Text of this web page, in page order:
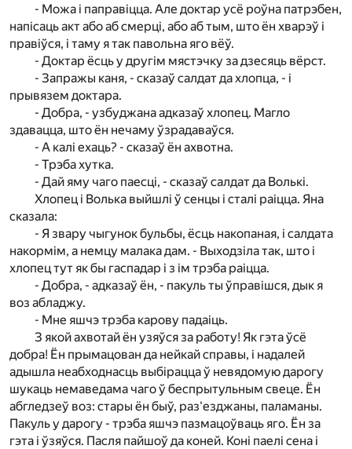
- Можа і паправіцца. Але доктар усё роўна патрэбен,
напісаць акт або аб смерці, або аб тым, што ён хварэў і
правіўся, і таму я так павольна яго вёў.
- Доктар ёсць у другім мястэчку за дзесяць вёрст.
- Запражы каня, - сказаў салдат да хлопца, - і
прывязем доктара.
- Добра, - узбуджана адказаў хлопец. Магло
здавацца, што ён нечаму ўзрадаваўся.
- А калі ехаць? - сказаў ён ахвотна.
- Трэба хутка.
- Дай яму чаго паесці, - сказаў салдат да Волькі.
Хлопец і Волька выйшлі ў сенцы і сталі раіцца. Яна
сказала:
- Я звару чыгунок бульбы, ёсць накопаная, і салдата
накормім, а немцу малака дам. - Выходзіла так, што і
хлопец тут як бы гаспадар і з ім трэба раіцца.
- Добра, - адказаў ён, - пакуль ты ўправішся, дык я
воз абладжу.
- Мне яшчэ трэба карову падаіць.
З якой ахвотай ён узяўся за работу! Як гэта ўсё
добра! Ён прымацован да нейкай справы, і надалей
адышла неабходнасць выбірацца ў невядомую дарогу
шукаць немаведама чаго ў беспрытульным свеце. Ён
абгледзеў воз: стары ён быў, раз'езджаны, паламаны.
Пакуль у дарогу - трэба яшчэ пазмацоўваць яго. Ён за
гэта і ўзяўся. Пасля пайшоў да коней. Коні паелі сена і